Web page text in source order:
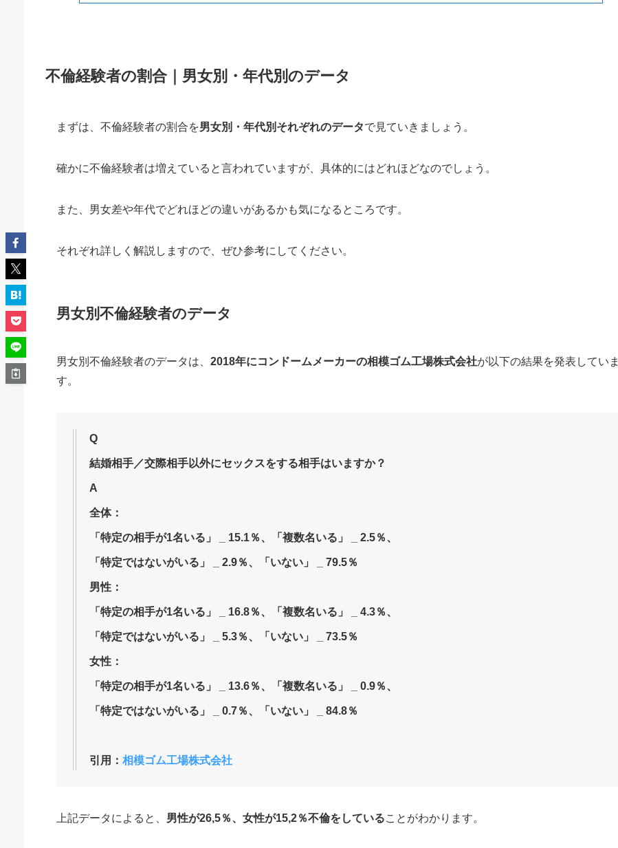
不倫経験者の割合｜男女別・年代別のデータ
まずは、不倫経験者の割合を男女別・年代別それぞれのデータで見ていきましょう。
確かに不倫経験者は増えていると言われていますが、具体的にはどれほどなのでしょう。
また、男女差や年代でどれほどの違いがあるかも気になるところです。
それぞれ詳しく解説しますので、ぜひ参考にしてください。
男女別不倫経験者のデータ
男女別不倫経験者のデータは、 2018年にコンドームメーカーの相模ゴム工場株式会社が以下の結果を発表していま
す。
Q
結婚相手／交際相手以外にセックスをする相手はいますか？
A
全体：
「特定の相手が1名いる」 _ 15.1％、「複数名いる」 _ 2.5％、
「特定ではないがいる」 _ 2.9％、「いない」 _ 79.5％
男性：
「特定の相手が1名いる」 _ 16.8％、「複数名いる」 _ 4.3％、
「特定ではないがいる」 _ 5.3％、「いない」 _ 73.5％
女性：
「特定の相手が1名いる」 _ 13.6％、「複数名いる」 _ 0.9％、
「特定ではないがいる」 _ 0.7％、「いない」 _ 84.8％
引用： 相模ゴム工場株式会社
上記データによると、 男性が26,5％、女性が15,2％不倫をしていることがわかります。